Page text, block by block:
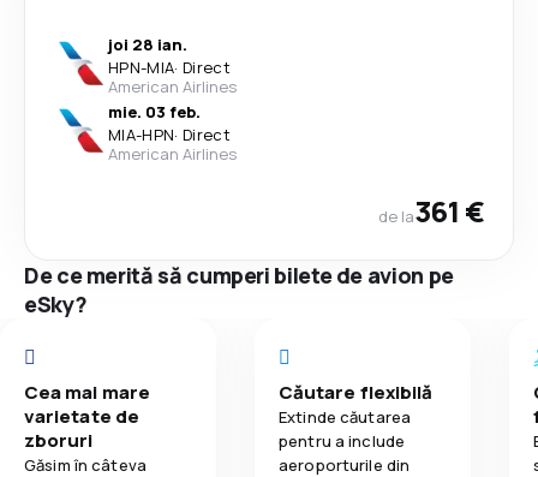
joi 28 ian.
HPN-MIA· Direct
American Airlines
mie. 03 feb.
MIA-HPN· Direct
American Airlines
de la361 €
De ce merită să cumperi bilete de avion pe
eSky?
Cea mai mare
varietate de
zboruri
Găsim în câteva
Căutare flexibilă
Extinde căutarea
pentru a include
aeroporturile din